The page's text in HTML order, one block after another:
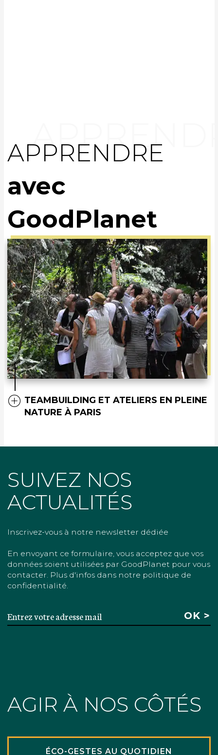
APPRENDRE
avec
GoodPlanet
TEAMBUILDING ET ATELIERS EN PLEINE
NATURE À PARIS
SUIVEZ NOS
ACTUALITÉS
Inscrivez-vous à notre newsletter dédiée
En envoyant ce formulaire, vous acceptez que vos
données soient utilisées par GoodPlanet pour vous
contacter. Plus d'infos dans notre politique de
confidentialité.
AGIR À NOS CÔTÉS
ÉCO-GESTES AU QUOTIDIEN